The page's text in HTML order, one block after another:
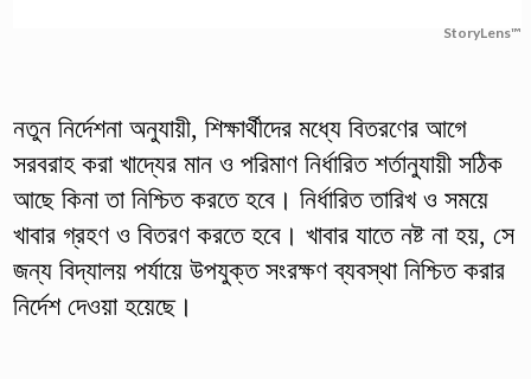
StoryLens™
নতুন নির্দেশনা অনুযায়ী, শিক্ষার্থীদের মধ্যে বিতরণের আগে
সরবরাহ করা খাদ্যের মান ও পরিমাণ নির্ধারিত শর্তানুযায়ী সঠিক
আছে কিনা তা নিশ্চিত করতে হবে। নির্ধারিত তারিখ ও সময়ে
খাবার গ্রহণ ও বিতরণ করতে হবে। খাবার যাতে নষ্ট না হয়, সে
জন্য বিদ্যালয় পর্যায়ে উপযুক্ত সংরক্ষণ ব্যবস্থা নিশ্চিত করার
নির্দেশ দেওয়া হয়েছে।